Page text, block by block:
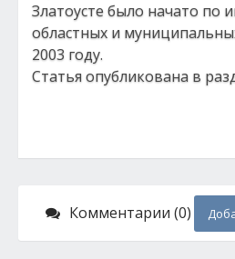
Златоусте было начато по
областных и
2003 году.
Статья опубликована в
Комментарии (0)